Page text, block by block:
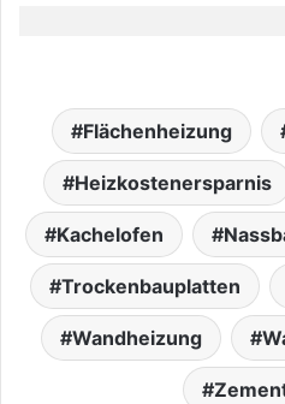
Flächenheizung
Heizkostenersparnis
Kachelofen
Trockenbauplatten
Wandheizung